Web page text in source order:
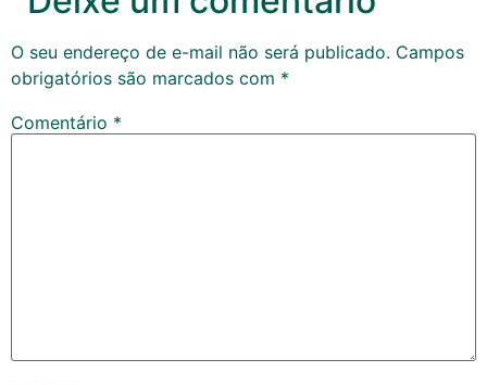
O seu endereço de e-mail não será publicado. Campos
obrigatórios são marcados com *
Comentário *